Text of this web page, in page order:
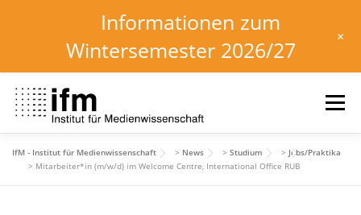
Inhalt
springen
Menü
HOME NEWS KALENDER STUDIUM
IfM - Institut für Medienwissenschaft > News > Studium > Jobs/Praktika
> Mitarbeiter*in (m/w/d) im Welcome Centre, International Office RUB
Informationen zum
Wintersemester 2026/27
+